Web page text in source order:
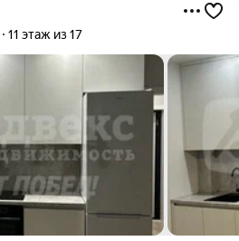
11 этаж из 17